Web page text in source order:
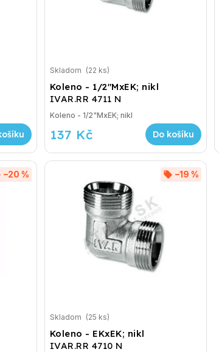
Koleno - 1/2"MxEK; nikl
IVAR.RR 4711 N
Skladom (22 ks)
137 Kč Do košíku
Koleno - 1/2"MxEK; nikl
–20 %
Koleno - EKxEK; nikl
IVAR.RR 4710 N
–19 %
Skladom (25 ks)